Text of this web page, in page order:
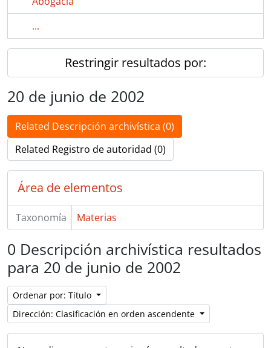
...
Restringir resultados por:
20 de junio de 2002
Related Descripción archivística (0)
Related Registro de autoridad (0)
Área de elementos
Taxonomía Materias
0 Descripción archivística resultados
para 20 de junio de 2002
Ordenar por: Título
Dirección: Clasificación en orden ascendente